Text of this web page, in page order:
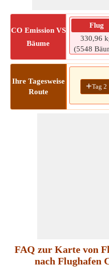
CO Emission VS
Bäume
Flug
330,96
(5548
Ihre Tagesweise
Route
+Tag 2
FAQ zur Karte von
nach Flughafen